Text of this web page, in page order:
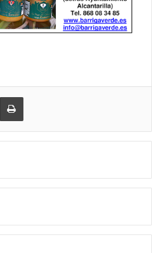
por correo electrónicoImprimir